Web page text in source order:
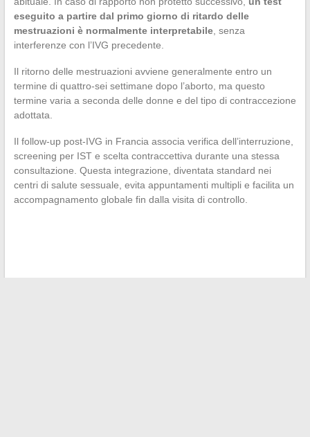
eseguito a partire dal primo giorno di ritardo delle
mestruazioni è normalmente interpretabile, senza
interferenze con l’IVG precedente.
Il ritorno delle mestruazioni avviene generalmente entro un
termine di quattro-sei settimane dopo l’aborto, ma questo
termine varia a seconda delle donne e del tipo di contraccezione
adottata.
Il follow-up post-IVG in Francia associa verifica dell’interruzione,
screening per IST e scelta contraccettiva durante una stessa
consultazione. Questa integrazione, diventata standard nei
centri di salute sessuale, evita appuntamenti multipli e facilita un
accompagnamento globale fin dalla visita di controllo.